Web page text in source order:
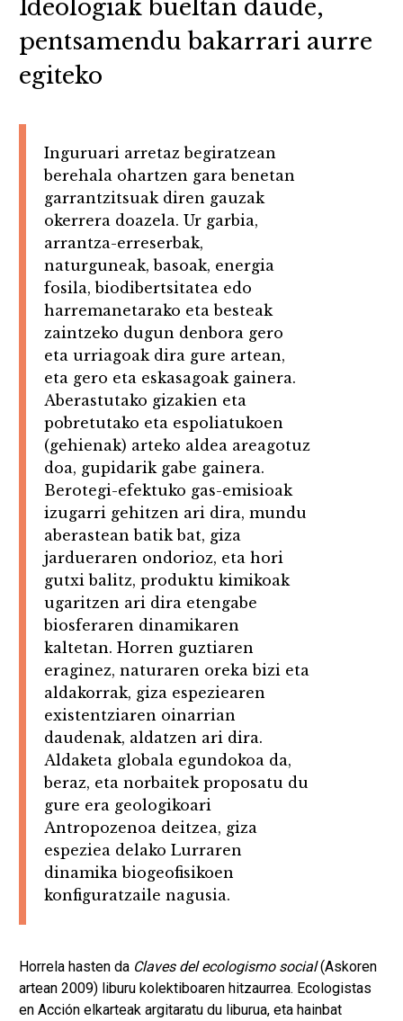
Ideologiak bueltan daude,
pentsamendu bakarrari aurre
egiteko
Inguruari arretaz begiratzean
berehala ohartzen gara benetan
garrantzitsuak diren gauzak
okerrera doazela. Ur garbia,
arrantza-erreserbak,
naturguneak, basoak, energia
fosila, biodibertsitatea edo
harremanetarako eta besteak
zaintzeko dugun denbora gero
eta urriagoak dira gure artean,
eta gero eta eskasagoak gainera.
Aberastutako gizakien eta
pobretutako eta espoliatukoen
(gehienak) arteko aldea areagotuz
doa, gupidarik gabe gainera.
Berotegi-efektuko gas-emisioak
izugarri gehitzen ari dira, mundu
aberastean batik bat, giza
jardueraren ondorioz, eta hori
gutxi balitz, produktu kimikoak
ugaritzen ari dira etengabe
biosferaren dinamikaren
kaltetan. Horren guztiaren
eraginez, naturaren oreka bizi eta
aldakorrak, giza espeziearen
existentziaren oinarrian
daudenak, aldatzen ari dira.
Aldaketa globala egundokoa da,
beraz, eta norbaitek proposatu du
gure era geologikoari
Antropozenoa deitzea, giza
espeziea delako Lurraren
dinamika biogeofisikoen
konfiguratzaile nagusia.
Horrela hasten da Claves del ecologismo social(Askoren
artean 2009) liburu kolektiboaren hitzaurrea. Ecologistas
en Acción elkarteak argitaratu du liburua, eta hainbat